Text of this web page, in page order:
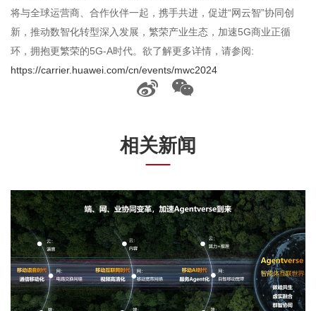
将与全球运营商、合作伙伴一起，携手共进，促进“网云智”协同创
新，推动数智化转型深入发展，繁荣产业生态，加速5G商业正循
环，拥抱更繁荣的5G-A时代。欲了解更多详情，请参阅:
https://carrier.huawei.com/cn/events/mwc2024
相关新闻